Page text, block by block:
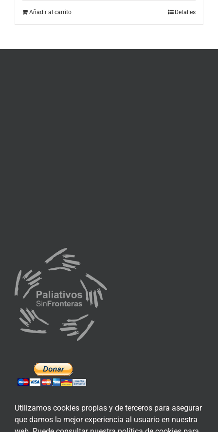
Añadir al carrito Detalles
Utilizamos cookies propias y de terceros para asegurar
que damos la mejor experiencia al usuario en nuestra